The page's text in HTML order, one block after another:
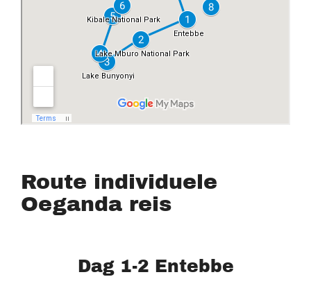
Route individuele
Oeganda reis
Dag 1-2 Entebbe